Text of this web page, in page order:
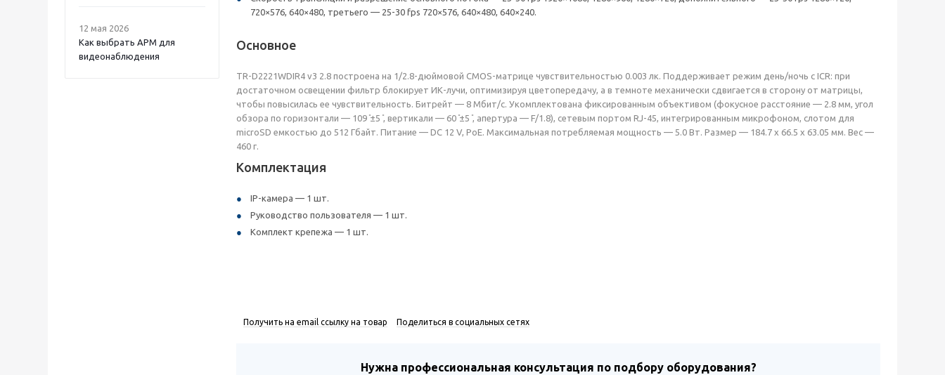
12 мая 2026
Как выбрать APM для
видеонаблюдения
720×576, 640×480, третьего — 25-30 fps 720×576, 640×480, 640×240.
Основное
TR-D2221WDIR4 v3 2.8 построена на 1/2.8-дюймовой CMOS-матрице чувствительностью 0.003 лк. Поддерживает режим день/ночь с ICR: при
достаточном освещении фильтр блокирует ИК-лучи, оптимизируя цветопередачу, а в темноте механически сдвигается в сторону от матрицы,
чтобы повысилась ее чувствительность. Битрейт — 8 Мбит/с. Укомплектована фиксированным объективом (фокусное расстояние — 2.8 мм, угол
обзора по горизонтали — 109 ̊±5 ̊, вертикали — 60 ̊±5 ̊, апертура — F/1.8), сетевым портом RJ-45, интегрированным микрофоном, слотом для
microSD емкостью до 512 Гбайт. Питание — DC 12 V, PoE. Максимальная потребляемая мощность — 5.0 Вт. Размер — 184.7 x 66.5 x 63.05 мм. Вес —
460 г.
Комплектация
IP-камера — 1 шт.
Руководство пользователя — 1 шт.
Комплект крепежа — 1 шт.
Получить на email ссылку на товар Поделиться в социальных сетях
Нужна профессиональная консультация по подбору оборудования?